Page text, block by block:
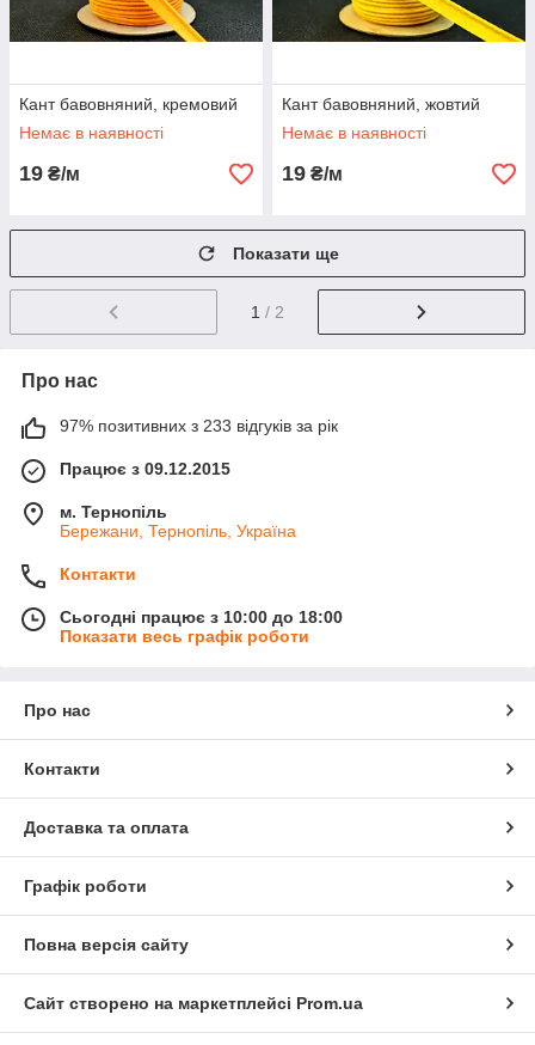
Кант бавовняний, кремовий
Немає в наявності
19 ₴/м
Кант бавовняний, жовтий
Немає в наявності
19 ₴/м
Показати ще
1 / 2
Про нас
97% позитивних з 233 відгуків за рік
Працює з 09.12.2015
м. Тернопіль
Бережани, Тернопіль, Україна
Контакти
Сьогодні працює з 10:00 до 18:00
Показати весь графік роботи
Про нас
Контакти
Доставка та оплата
Графік роботи
Повна версія сайту
Сайт створено на маркетплейсі Prom.ua